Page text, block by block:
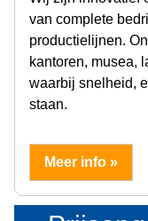
van complete
productielijnen.
kantoren, musea,
waarbij snelheid,
staan.
Meer info »